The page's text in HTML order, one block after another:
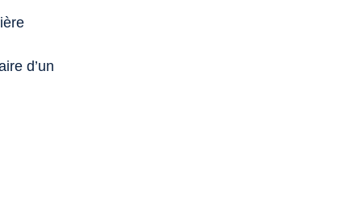
d’un